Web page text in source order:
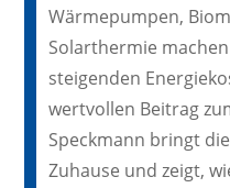
Wärmepumpen,
Solarthermie
steigenden
wertvollen Beitrag
Speckmann bringt
Zuhause und zeigt,